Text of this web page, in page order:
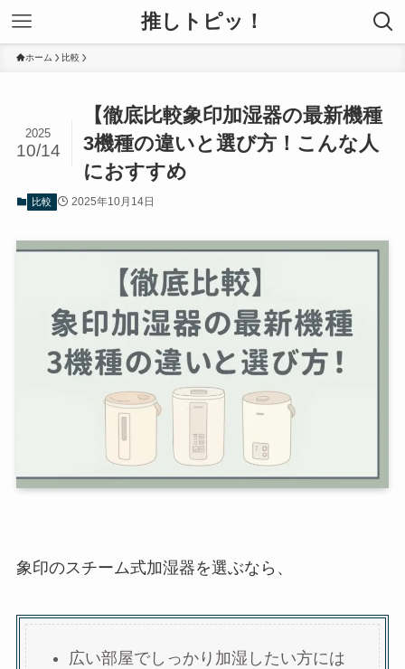
推しトピッ！
ホーム 比較
【徹底比較象印加湿器の最新機種
3機種の違いと選び方！こんな人
におすすめ
2025
10/14
比較 2025年10月14日
象印のスチーム式加湿器を選ぶなら、
広い部屋でしっかり加湿したい方には